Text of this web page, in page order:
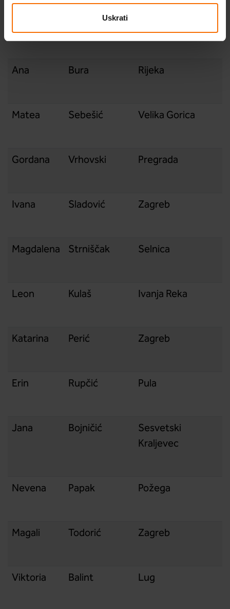
Uskrati
Ana Bura Rijeka
Matea Sebešić Velika Gorica
Gordana Vrhovski Pregrada
Ivana Sladović Zagreb
Magdalena Strniščak Selnica
Leon Kulaš Ivanja Reka
Katarina Perić Zagreb
Erin Rupčić Pula
Jana Bojničić
Sesvetski
Kraljevec
Nevena Papak Požega
Magali Todorić Zagreb
Viktoria Balint Lug